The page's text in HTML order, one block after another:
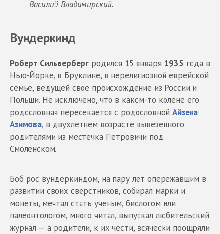
Василий Владимирский.
Вундеркинд
Роберт Сильверберг родился 15 января 1935 года в
Нью-Йорке, в Бруклине, в нерелигиозной еврейской
семье, ведущей свое происхождение из России и
Польши. Не исключено, что в каком-то колене его
родословная пересекается с родословной Айзека
Азимова, в двухлетнем возрасте вывезенного
родителями из местечка Петровичи под
Смоленском.
Боб рос вундеркиндом, на пару лет опережавшим в
развитии своих сверстников, собирал марки и
монеты, мечтал стать ученым, биологом или
палеонтологом, много читал, выпускал любительский
журнал — а родители, к их чести, всячески поощряли